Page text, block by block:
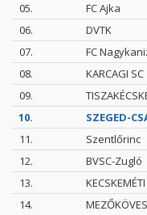
05.
FC Ajka
06.
DVTK
07.
FC
08.
KARCAGI SC
09.
10.
SZEGED-
11.
Szentlőrinc
12.
BVSC-Zugló
13.
KECSKEMÉTI
14.